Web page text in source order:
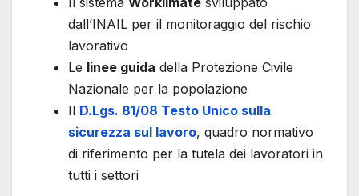
dall’INAIL per il monitoraggio del rischio
lavorativo
Le linee guida della Protezione Civile
Nazionale per la popolazione
Il D.Lgs. 81/08 Testo Unico sulla
sicurezza sul lavoro, quadro normativo
di riferimento per la tutela dei lavoratori in
tutti i settori